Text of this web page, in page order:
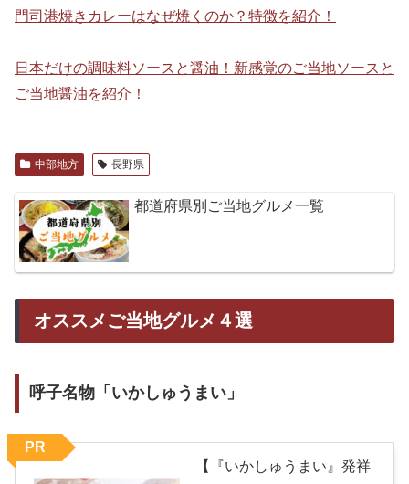
門司港焼きカレーはなぜ焼くのか？特徴を紹介！
日本だけの調味料ソースと醤油！新感覚のご当地ソースと
ご当地醤油を紹介！
中部地方 長野県
都道府県別ご当地グルメ一覧
オススメご当地グルメ４選
呼子名物「いかしゅうまい」
【『いかしゅうまい』発祥
PR